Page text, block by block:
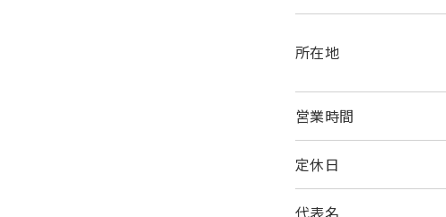
所在地
営業時間
定休日
代表名